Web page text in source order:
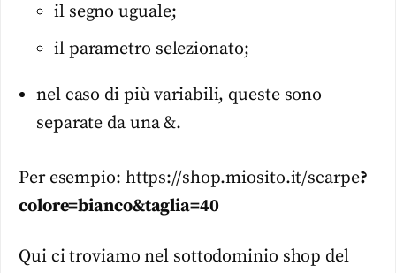
il segno uguale;
il parametro selezionato;
nel caso di più variabili, queste sono
separate da una &.
Per esempio: https://shop.miosito.it/scarpe?
colore=bianco&taglia=40
Qui ci troviamo nel sottodominio shop del